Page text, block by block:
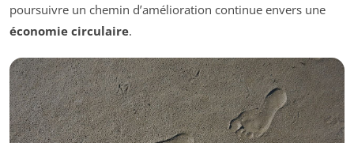
poursuivre un chemin d’amélioration continue envers une
économie circulaire.